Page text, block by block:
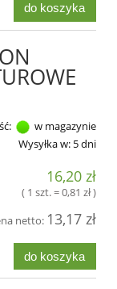
do koszyka
w magazynie
Wysyłka w: 5 dni
16,20 zł
( 1 szt. = 0,81 zł )
netto: 13,17 zł
do koszyka